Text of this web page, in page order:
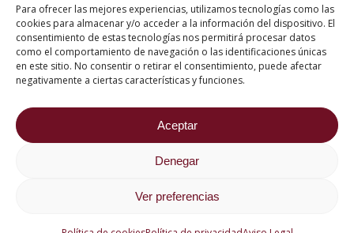
Para ofrecer las mejores experiencias, utilizamos tecnologías como las
cookies para almacenar y/o acceder a la información del dispositivo. El
consentimiento de estas tecnologías nos permitirá procesar datos
como el comportamiento de navegación o las identificaciones únicas
en este sitio. No consentir o retirar el consentimiento, puede afectar
negativamente a ciertas características y funciones.
Aceptar
Denegar
Ver preferencias
puntuación para ESAH
9.4/10
basado en1331
Valoraciones soportado por
eKomi
2026 ® Estudios Superiores Abiertos de Hostelería
Aviso Legal
Política de cookies